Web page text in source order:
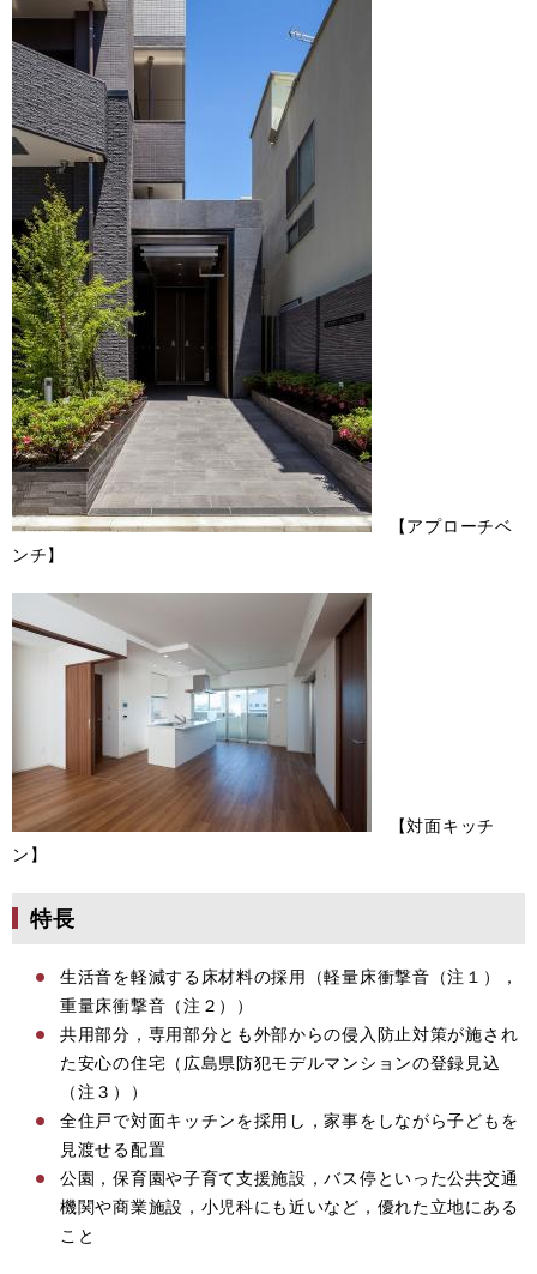
【アプローチベ
ンチ】
【対面キッチ
ン】
特長
生活音を軽減する床材料の採用（軽量床衝撃音（注１），
重量床衝撃音（注２））
共用部分，専用部分とも外部からの侵入防止対策が施され
た安心の住宅（広島県防犯モデルマンションの登録見込
（注３））
全住戸で対面キッチンを採用し，家事をしながら子どもを
見渡せる配置
公園，保育園や子育て支援施設，バス停といった公共交通
機関や商業施設，小児科にも近いなど，優れた立地にある
こと